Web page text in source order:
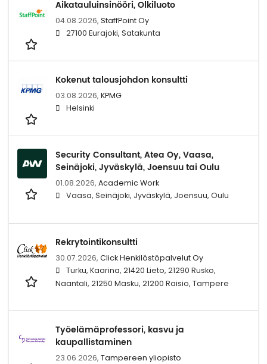
Aikatauluinsinööri, Olkiluoto
04.08.2026, StaffPoint Oy
27100 Eurajoki, Satakunta
Kokenut talousjohdon konsultti
03.08.2026, KPMG
Helsinki
Security Consultant, Atea Oy, Vaasa,
Seinäjoki, Jyväskylä, Joensuu tai Oulu
01.08.2026, Academic Work
Vaasa, Seinäjoki, Jyväskylä, Joensuu, Oulu
Rekrytointikonsultti
30.07.2026, Click Henkilöstöpalvelut Oy
Turku, Kaarina, 21420 Lieto, 21290 Rusko,
Naantali, 21250 Masku, 21200 Raisio, Tampere
Työelämäprofessori, kasvu ja
kaupallistaminen
23.06.2026, Tampereen yliopisto